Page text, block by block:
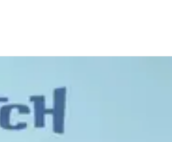
individualnog slaganja i